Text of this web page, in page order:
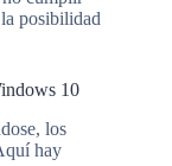
posibilidad
10
los
hay